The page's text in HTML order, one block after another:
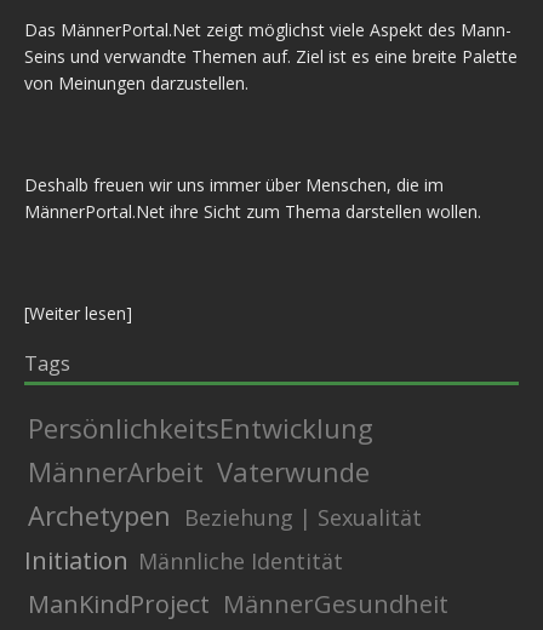
Das MännerPortal.Net zeigt möglichst viele Aspekt des Mann-
Seins und verwandte Themen auf. Ziel ist es eine breite Palette
von Meinungen darzustellen.
Deshalb freuen wir uns immer über Menschen, die im
MännerPortal.Net ihre Sicht zum Thema darstellen wollen.
[Weiter lesen]
Tags
PersönlichkeitsEntwicklung
MännerArbeit Vaterwunde
Archetypen
Beziehung | Sexualität
Initiation Männliche Identität
ManKindProject MännerGesundheit